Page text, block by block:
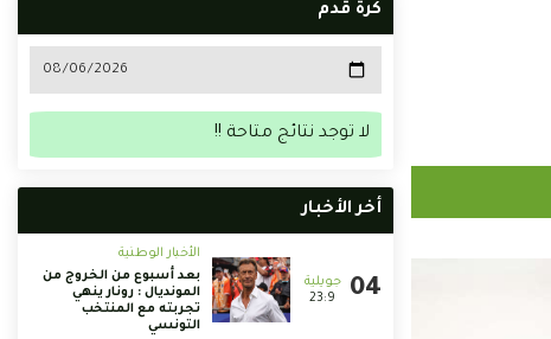
كرة قدم
لا توجد نتائج متاحة !!
أخر الأخبار
23:9
الأخبار الوطنية
بعد أسبوع من الخروج من
المونديال : رونار ينهي
تجربته مع المنتخب
التونسي